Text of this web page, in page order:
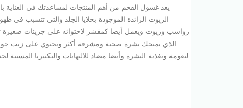
يعد غسول الفحم من أهم المنتجات لمساعدتك في العناية
الزيوت الزائدة الموجودة بخلايا الجلد والتي تتسبب
رواسب وزيوت ويعمل أيضا كمقشر لاحتوائه على جزيئات صغيرة
لنعومة وتغذية البشرة وأيضا مضاد للالتهابات والبكتيريا